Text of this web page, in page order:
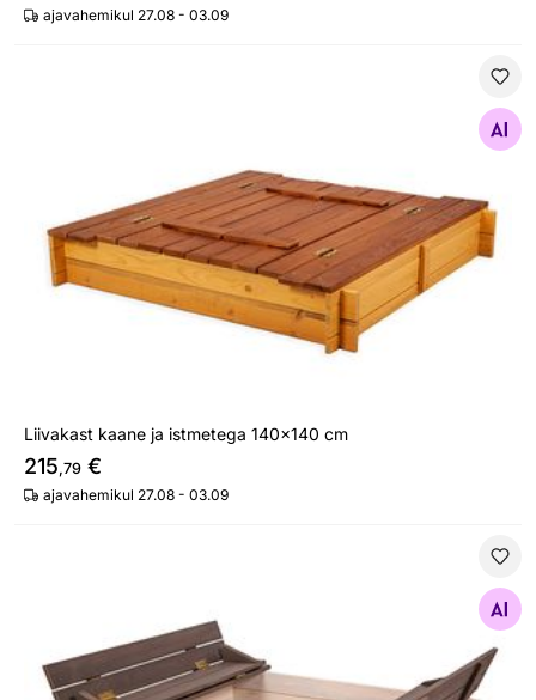
ajavahemikul 27.08 - 03.09
Liivakast kaane ja istmetega 140x140 cm
215,79 €
ajavahemikul 27.08 - 03.09